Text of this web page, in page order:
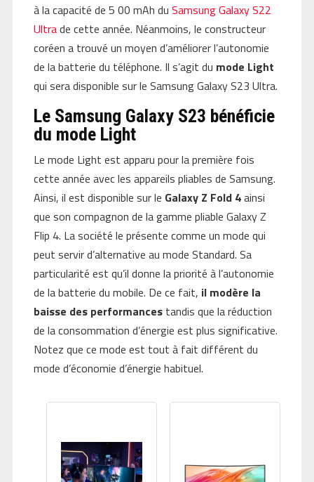
à la capacité de 5 00 mAh du Samsung Galaxy S22
Ultrade cette année. Néanmoins, le constructeur
coréen a trouvé un moyen d’améliorer l’autonomie
de la batterie du téléphone. Il s’agit du mode Light
qui sera disponible sur le Samsung Galaxy S23 Ultra.
Le Samsung Galaxy S23 bénéficie
du mode Light
Le mode Light est apparu pour la première fois
cette année avec les appareils pliables de Samsung.
Ainsi, il est disponible sur le Galaxy Z Fold 4ainsi
que son compagnon de la gamme pliable Galaxy Z
Flip 4. La société le présente comme un mode qui
peut servir d’alternative au mode Standard. Sa
particularité est qu’il donne la priorité à l’autonomie
de la batterie du mobile. De ce fait, il modère la
baisse des performancestandis que la réduction
de la consommation d’énergie est plus significative.
Notez que ce mode est tout à fait différent du
mode d’économie d’énergie habituel.